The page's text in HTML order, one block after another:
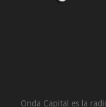
Onda Capital es la